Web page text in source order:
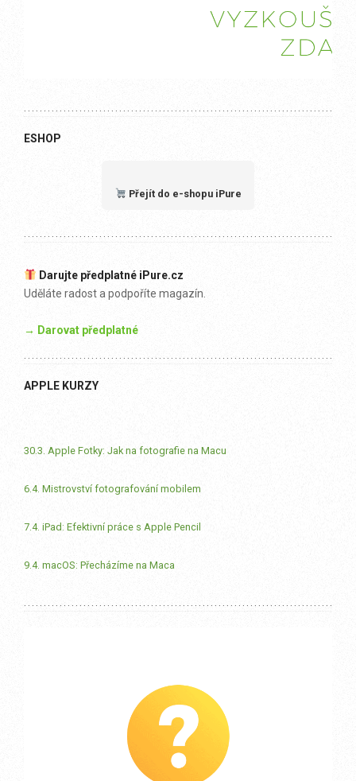
ESHOP
Přejít do e-shopu iPure
Darujte předplatné iPure.cz
Uděláte radost a podpoříte magazín.
→ Darovat předplatné
APPLE KURZY
30.3. Apple Fotky: Jak na fotografie na Macu
6.4. Mistrovství fotografování mobilem
7.4. iPad: Efektivní práce s Apple Pencil
9.4. macOS: Přecházíme na Maca